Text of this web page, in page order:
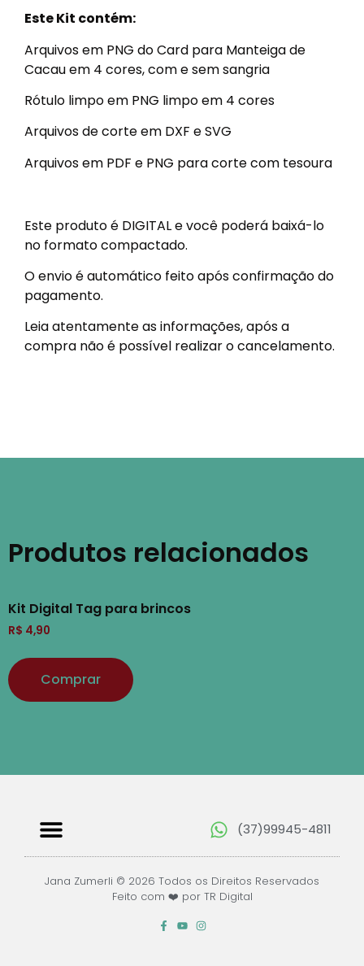
Este Kit contém:
Arquivos em PNG do Card para Manteiga de
Cacau em 4 cores, com e sem sangria
Rótulo limpo em PNG limpo em 4 cores
Arquivos de corte em DXF e SVG
Arquivos em PDF e PNG para corte com tesoura
Este produto é DIGITAL e você poderá baixá-lo
no formato compactado.
O envio é automático feito após confirmação do
pagamento.
Leia atentamente as informações, após a
compra não é possível realizar o cancelamento.
Produtos relacionados
Kit Digital Tag para brincos
R$ 4,90
Comprar
(37)99945-4811
Jana Zumerli © 2026 Todos os Direitos Reservados
Feito com ❤️ por TR Digital